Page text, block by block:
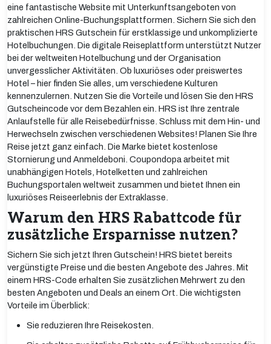
eine fantastische Website mit Unterkunftsangeboten von
zahlreichen Online-Buchungsplattformen. Sichern Sie sich den
praktischen HRS Gutschein für erstklassige und unkomplizierte
Hotelbuchungen. Die digitale Reiseplattform unterstützt Nutzer
bei der weltweiten Hotelbuchung und der Organisation
unvergesslicher Aktivitäten. Ob luxuriöses oder preiswertes
Hotel – hier finden Sie alles, um verschiedene Kulturen
kennenzulernen. Nutzen Sie die Vorteile und lösen Sie den HRS
Gutscheincode vor dem Bezahlen ein. HRS ist Ihre zentrale
Anlaufstelle für alle Reisebedürfnisse. Schluss mit dem Hin- und
Herwechseln zwischen verschiedenen Websites! Planen Sie Ihre
Reise jetzt ganz einfach. Die Marke bietet kostenlose
Stornierung und Anmeldeboni. Coupondopa arbeitet mit
unabhängigen Hotels, Hotelketten und zahlreichen
Buchungsportalen weltweit zusammen und bietet Ihnen ein
luxuriöses Reiseerlebnis der Extraklasse.
Warum den HRS Rabattcode für
zusätzliche Ersparnisse nutzen?
Sichern Sie sich jetzt Ihren Gutschein! HRS bietet bereits
vergünstigte Preise und die besten Angebote des Jahres. Mit
einem HRS-Code erhalten Sie zusätzlichen Mehrwert zu den
besten Angeboten und Deals an einem Ort. Die wichtigsten
Vorteile im Überblick:
Sie reduzieren Ihre Reisekosten.